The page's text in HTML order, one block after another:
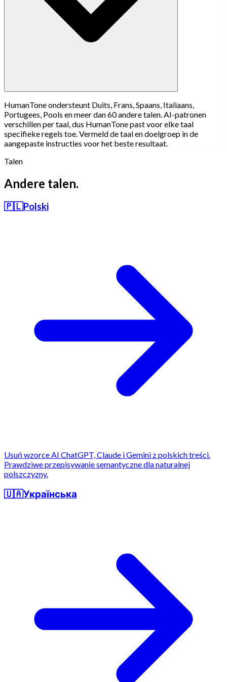
HumanTone ondersteunt Duits, Frans, Spaans, Italiaans,
Portugees, Pools en meer dan 60 andere talen. AI-patronen
verschillen per taal, dus HumanTone past voor elke taal
specifieke regels toe. Vermeld de taal en doelgroep in de
aangepaste instructies voor het beste resultaat.
Talen
Andere talen.
🇵🇱Polski
Usuń wzorce AI ChatGPT, Claude i Gemini z polskich treści.
Prawdziwe przepisywanie semantyczne dla naturalnej
polszczyzny.
🇺🇦Українська